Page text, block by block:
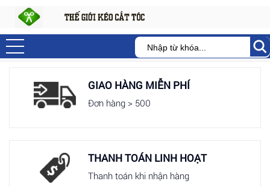
GIAO HÀNG MIỄN PHÍ
Đơn hàng > 500
THANH TOÁN LINH HOẠT
Thanh toán khi nhận hàng